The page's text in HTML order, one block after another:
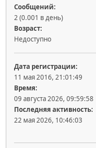
Сообщений:
2 (0.001 в день)
Возраст:
Недоступно
Дата регистрации:
11 мая 2016, 21:01:49
Время:
09 августа 2026, 09:59:58
Последняя активность:
22 мая 2026, 10:46:03